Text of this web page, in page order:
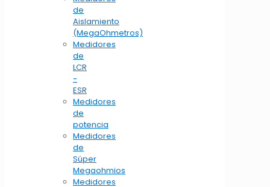
de
Aislamiento
(MegaOhmetros)
Medidores
de
LCR
-
ESR
Medidores
de
potencia
Medidores
de
Súper
Megaohmios
Medidores